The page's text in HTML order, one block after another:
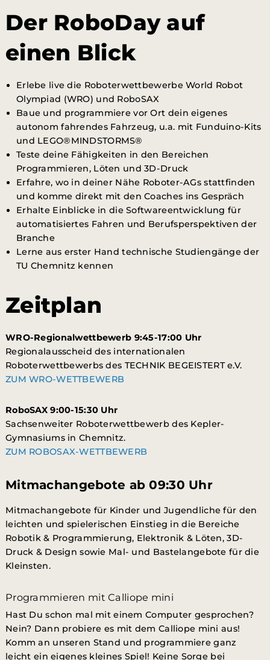
Der RoboDay auf
einen Blick
Erlebe live die Roboterwettbewerbe World Robot
Olympiad (WRO) und RoboSAX
Baue und programmiere vor Ort dein eigenes
autonom fahrendes Fahrzeug, u.a. mit Funduino-Kits
und LEGO®MINDSTORMS®
Teste deine Fähigkeiten in den Bereichen
Programmieren, Löten und 3D-Druck
Erfahre, wo in deiner Nähe Roboter-AGs stattfinden
und komme direkt mit den Coaches ins Gespräch
Erhalte Einblicke in die Softwareentwicklung für
automatisiertes Fahren und Berufsperspektiven der
Branche
Lerne aus erster Hand technische Studiengänge der
TU Chemnitz kennen
Zeitplan
WRO-Regionalwettbewerb 9:45-17:00 Uhr
Regionalausscheid des internationalen
Roboterwettbewerbs des TECHNIK BEGEISTERT e.V.
ZUM WRO-WETTBEWERB
RoboSAX 9:00-15:30 Uhr
Sachsenweiter Roboterwettbewerb des Kepler-
Gymnasiums in Chemnitz.
ZUM ROBOSAX-WETTBEWERB
Mitmachangebote ab 09:30 Uhr
Mitmachangebote für Kinder und Jugendliche für den
leichten und spielerischen Einstieg in die Bereiche
Robotik & Programmierung, Elektronik & Löten,3D-
Druck & Design sowie Mal- und Bastelangebote für die
Kleinsten.
Programmieren mit Calliope mini
Hast Du schon mal mit einem Computer gesprochen?
Nein? Dann probiere es mit dem Calliope mini aus!
Komm an unseren Stand und programmiere ganz
leicht eineigenes kleines Spiel! Keine Sorge bei